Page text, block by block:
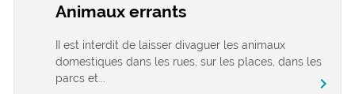
Animaux errants
II est interdit de laisser divaguer les animaux
domestiques dans les rues, sur les places, dans les
parcs et...
chevron_right